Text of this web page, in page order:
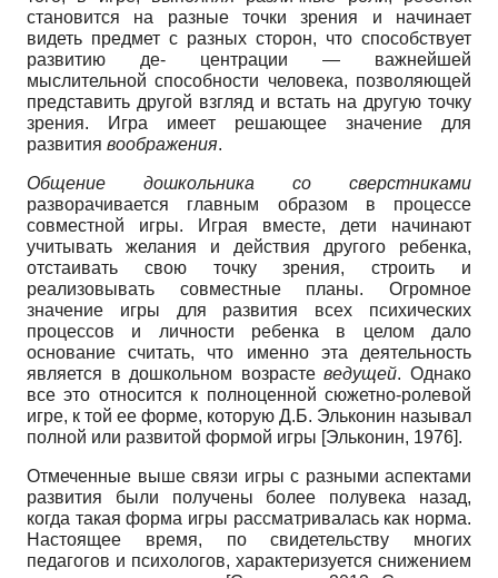
становится на разные точки зрения и начинает
видеть предмет с разных сторон, что способствует
развитию де- центрации — важнейшей
мыслительной способности человека, позволяющей
представить другой взгляд и встать на другую точку
зрения. Игра имеет решающее значение для
развития воображения.
Общение дошкольника со сверстниками
разворачивается главным образом в процессе
совместной игры. Играя вместе, дети начинают
учитывать желания и действия другого ребенка,
отстаивать свою точку зрения, строить и
реализовывать совместные планы. Огромное
значение игры для развития всех психических
процессов и личности ребенка в целом дало
основание считать, что именно эта деятельность
является в дошкольном возрастеведущей. Однако
все это относится к полноценной сюжетно-ролевой
игре, к той ее форме, которую Д.Б. Эльконин называл
полной или развитой формой игры [Эльконин, 1976].
Отмеченные выше связи игры с разными аспектами
развития были получены более полувека назад,
когда такая форма игры рассматривалась как норма.
Настоящее время, по свидетельству многих
педагогов и психологов, характеризуется снижением